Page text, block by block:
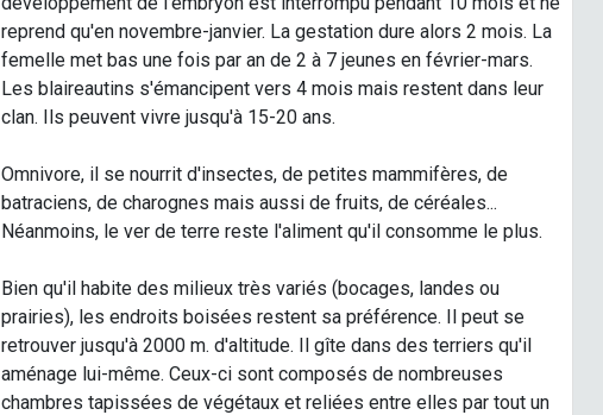
reprend qu'en novembre-janvier. La gestation dure alors 2 mois. La
femelle met bas une fois par an de 2 à 7 jeunes en février-mars.
Les blaireautins s'émancipent vers 4 mois mais restent dans leur
clan. Ils peuvent vivre jusqu'à 15-20 ans.
Omnivore, il se nourrit d'insectes, de petites mammifères, de
batraciens, de charognes mais aussi de fruits, de céréales...
Néanmoins, le ver de terre reste l'aliment qu'il consomme le plus.
Bien qu'il habite des milieux très variés (bocages, landes ou
prairies), les endroits boisées restent sa préférence. Il peut se
retrouver jusqu'à 2000 m. d'altitude. Il gîte dans des terriers qu'il
aménage lui-même. Ceux-ci sont composés de nombreuses
chambres tapissées de végétaux et reliées entre elles par tout un